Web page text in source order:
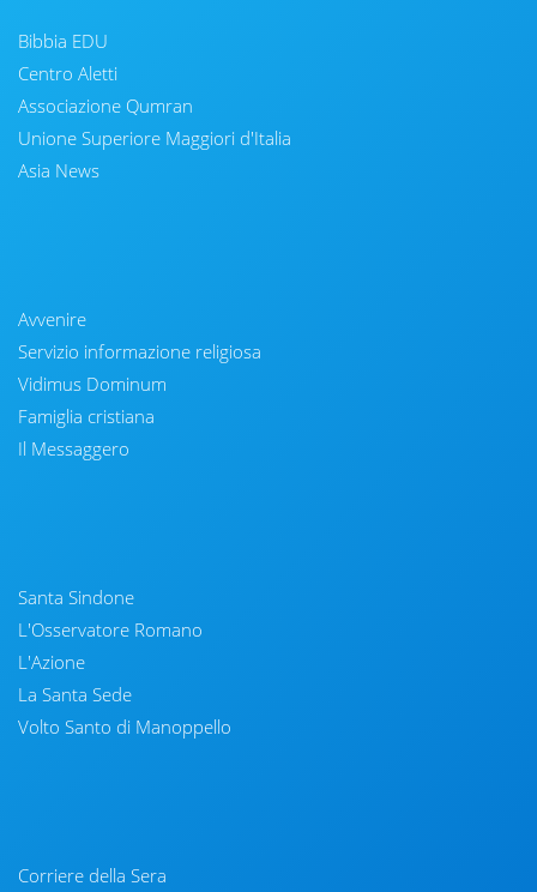
Bibbia EDU
Centro Aletti
Associazione Qumran
Unione Superiore Maggiori d'Italia
Asia News
Avvenire
Servizio informazione religiosa
Vidimus Dominum
Famiglia cristiana
Il Messaggero
Santa Sindone
L'Osservatore Romano
L'Azione
La Santa Sede
Volto Santo di Manoppello
Corriere della Sera